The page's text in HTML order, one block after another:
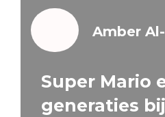
Amber
Super Mario
generaties